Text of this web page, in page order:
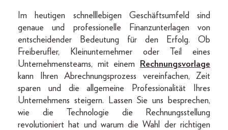
Im heutigen schnelllebigen Geschäftsumfeld sind
genaue und professionelle Finanzunterlagen von
entscheidender Bedeutung für den Erfolg. Ob
Freiberufler, Kleinunternehmer oder Teil eines
Unternehmensteams, mit einem
Rechnungsvorlage
kann Ihren Abrechnungsprozess vereinfachen, Zeit
sparen und die allgemeine Professionalität Ihres
Unternehmens steigern. Lassen Sie uns besprechen,
wie die Technologie die Rechnungsstellung
revolutioniert hat und warum die Wahl der richtigen